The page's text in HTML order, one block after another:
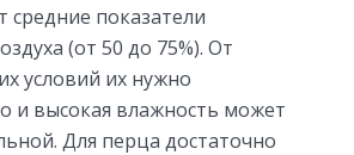
показатели
(от 50 до 75%). От
условий их нужно
и высокая влажность может
Для перца достаточно